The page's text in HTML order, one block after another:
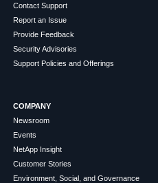
Contact Support
Report an Issue
Provide Feedback
Security Advisories
Support Policies and Offerings
COMPANY
Newsroom
Events
NetApp Insight
Customer Stories
Environment, Social, and Governance